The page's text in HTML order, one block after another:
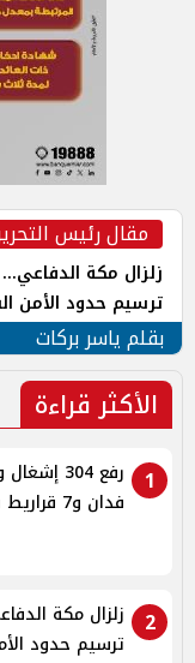
مقال رئيس
زلزال مكة
ترسيم حدود الأمن
بقلم ياسر بركات
الأكثر قراءة
1
رفع 304
فدان و7 قراريط ببنى سويف
2
زلزال مكة
ترسيم حدود